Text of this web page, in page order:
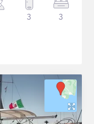
3 3